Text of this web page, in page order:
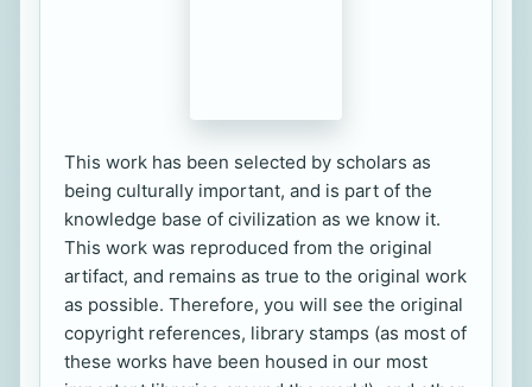
This work has been selected by scholars as
being culturally important, and is part of the
knowledge base of civilization as we know it.
This work was reproduced from the original
artifact, and remains as true to the original work
as possible. Therefore, you will see the original
copyright references, library stamps (as most of
these works have been housed in our most